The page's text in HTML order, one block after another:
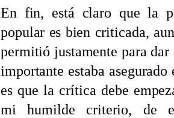
En fin, está claro que la
popular es bien criticada,
permitió justamente para
importante estaba
es que la crítica debe
mi humilde criterio, de